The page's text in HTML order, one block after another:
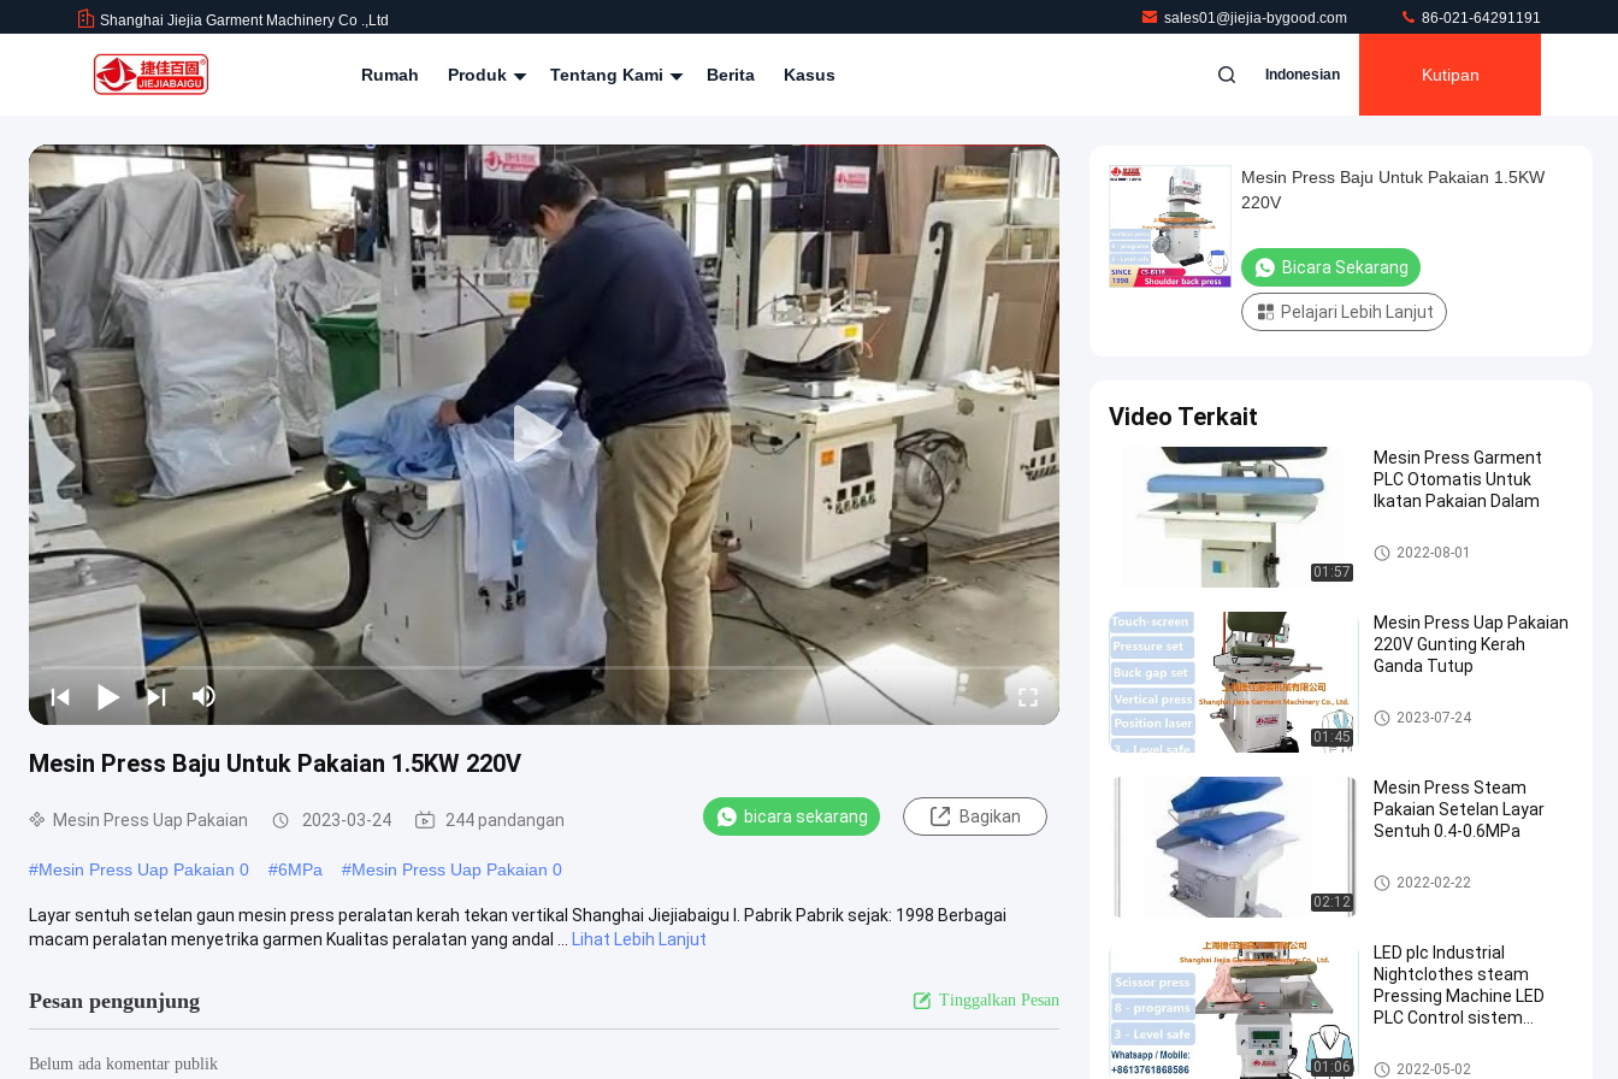
Shanghai Jiejia Garment Machinery Co .,ltd sales01@jiejia-bygood.com 86-021-64291191
Rumah Produk Tentang Kami Berita Kasus Indonesian Kutipan
Mesin Press Baju Untuk Pakaian 1.5KW 220V
Mesin Press Uap Pakaian 2023-03-24 244 pandangan bicara sekarang Bagikan
#Mesin Press Uap Pakaian 0 #6MPa #Mesin Press Uap Pakaian 0
Layar sentuh setelan gaun mesin press peralatan kerah tekan vertikal Shanghai Jiejiabaigu I. Pabrik Pabrik sejak: 1998 Berbagai
macam peralatan menyetrika garmen Kualitas peralatan yang andal ...
Lihat Lebih Lanjut
Pesan pengunjung Tinggalkan Pesan
Belum ada komentar publik
Mesin Press Baju Untuk Pakaian 1.5KW
220V
Bicara Sekarang
Pelajari Lebih Lanjut
Video Terkait
01:57
Mesin Press Garment
PLC Otomatis Untuk
Ikatan Pakaian Dalam
Mesin Press Garmen
2022-08-01
01:45
Mesin Press Uap Pakaian
220V Gunting Kerah
Ganda Tutup
Mesin Press Uap Pakaian
2023-07-24
02:12
Mesin Press Steam
Pakaian Setelan Layar
Sentuh 0.4-0.6MPa
Mesin Press Uap Pakaian
2022-02-22
01:06
LED plc Industrial
Nightclothes steam
Pressing Machine LED
PLC Control sistem
Mesin Press Uap Pakaian
2022-05-02